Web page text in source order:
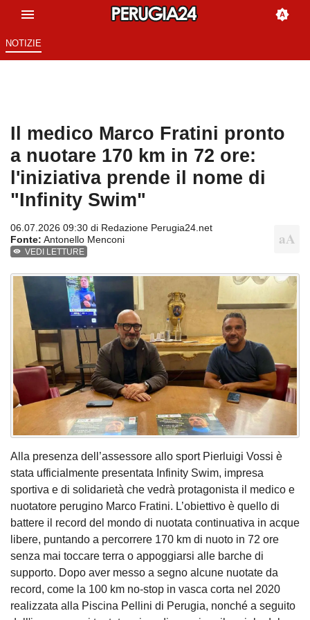
NOTIZIE
Il medico Marco Fratini pronto
a nuotare 170 km in 72 ore:
l'iniziativa prende il nome di
"Infinity Swim"
06.07.2026 09:30 di Redazione Perugia24.net
Fonte: Antonello Menconi
VEDI LETTURE
Alla presenza dell’assessore allo sport Pierluigi Vossi è
stata ufficialmente presentata Infinity Swim, impresa
sportiva e di solidarietà che vedrà protagonista il medico e
nuotatore perugino Marco Fratini. L’obiettivo è quello di
battere il record del mondo di nuotata continuativa in acque
libere, puntando a percorrere 170 km di nuoto in 72 ore
senza mai toccare terra o appoggiarsi alle barche di
supporto. Dopo aver messo a segno alcune nuotate da
record, come la 100 km no-stop in vasca corta nel 2020
realizzata alla Piscina Pellini di Perugia, nonché a seguito